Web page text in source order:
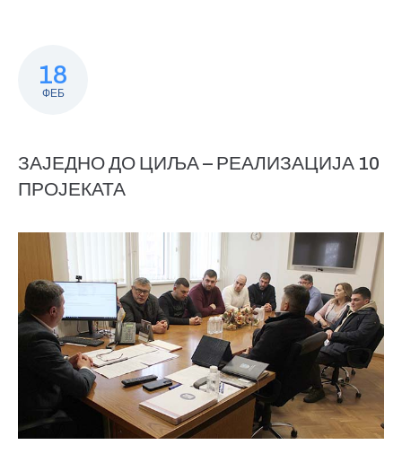
18
ФЕБ
ЗАЈЕДНО ДО ЦИЉА – РЕАЛИЗАЦИЈА 10
ПРОЈЕКАТА